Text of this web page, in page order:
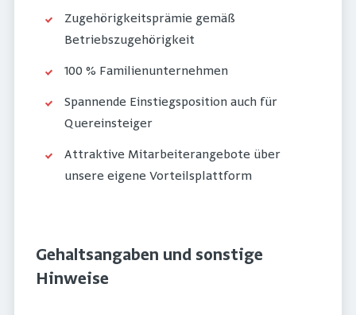
Zugehörigkeitsprämie gemäß
Betriebszugehörigkeit
100 % Familienunternehmen
Spannende Einstiegsposition auch für
Quereinsteiger
Attraktive Mitarbeiterangebote über
unsere eigene Vorteilsplattform
Gehaltsangaben und sonstige
Hinweise